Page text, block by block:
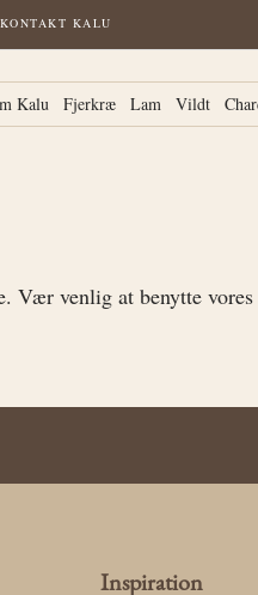
KONTAKT KALU
Kalu Fjerkræ Lam Vildt
Vær venlig at benytte
Inspiration